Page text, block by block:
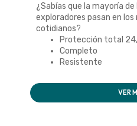
¿Sabías que la mayoría
exploradores pasan en
cotidianos?
Protección total
Completo
Resistente
VER